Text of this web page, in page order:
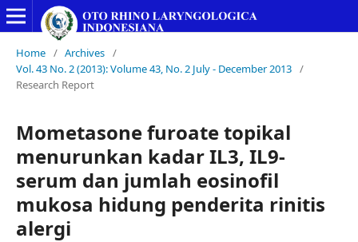
Home / Archives /
Vol. 43 No. 2 (2013): Volume 43, No. 2 July - December 2013 /
Research Report
Mometasone furoate topikal
menurunkan kadar IL3, IL9-
serum dan jumlah eosinofil
mukosa hidung penderita rinitis
alergi